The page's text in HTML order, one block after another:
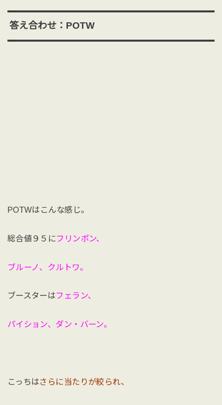
答え合わせ：POTW
POTWはこんな感じ。
総合値９５にフリンポン、
ブルーノ、クルトワ。
ブースターはフェラン、
パイション、ダン・バーン。
こっちはさらに当たりが絞られ、